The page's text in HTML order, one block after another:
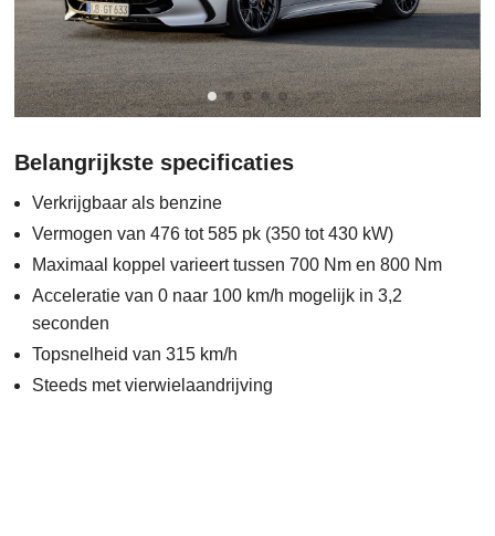
Belangrijkste specificaties
Verkrijgbaar als benzine
Vermogen van 476 tot 585 pk (350 tot 430 kW)
Maximaal koppel varieert tussen 700 Nm en 800 Nm
Acceleratie van 0 naar 100 km/h mogelijk in 3,2
seconden
Topsnelheid van 315 km/h
Steeds met vierwielaandrijving